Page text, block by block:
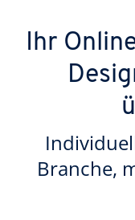
Ihr
Branche,